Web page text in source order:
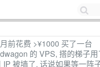
前花费 >¥1000 买了一台
的 VPS, 搭的梯子
IP 被墙了. 话说如果等一阵